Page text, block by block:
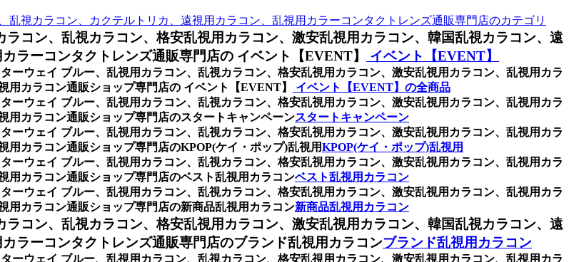
視カラコン、カクテルトリカ、遠視用カラコン、乱視用カラーコンタクトレンズ通販専門店のカテゴリ
ラコン、乱視カラコン、格安乱視用カラコン、激安乱視用カラコン、韓国乱視カラコン、遠
ラーコンタクトレンズ通販専門店の イベント【EVENT】
イベント【EVENT】
ターウェイ ブルー、乱視用カラコン、乱視カラコン、格安乱視用カラコン、激安乱視用カラコン、乱視用カラ
カラコン通販ショップ専門店の イベント【EVENT】
イベント【EVENT】の全商品
ターウェイ ブルー、乱視用カラコン、乱視カラコン、格安乱視用カラコン、激安乱視用カラコン、乱視用カラ
用カラコン通販ショップ専門店のスタートキャンペーンスタートキャンペーン
ターウェイ ブルー、乱視用カラコン、乱視カラコン、格安乱視用カラコン、激安乱視用カラコン、乱視用カラ
カラコン通販ショップ専門店のKPOP(ケイ・ポップ)乱視用KPOP(ケイ・ポップ)乱視用
ターウェイ ブルー、乱視用カラコン、乱視カラコン、格安乱視用カラコン、激安乱視用カラコン、乱視用カラ
用カラコン通販ショップ専門店のベスト乱視用カラコンベスト乱視用カラコン
ターウェイ ブルー、乱視用カラコン、乱視カラコン、格安乱視用カラコン、激安乱視用カラコン、乱視用カラ
用カラコン通販ショップ専門店の新商品乱視用カラコン新商品乱視用カラコン
ラコン、乱視カラコン、格安乱視用カラコン、激安乱視用カラコン、韓国乱視カラコン、遠
ラーコンタクトレンズ通販専門店のブランド乱視用カラコンブランド乱視用カラコン
ターウェイ ブルー、乱視用カラコン、乱視カラコン、格安乱視用カラコン、激安乱視用カラコン、乱視用カラ